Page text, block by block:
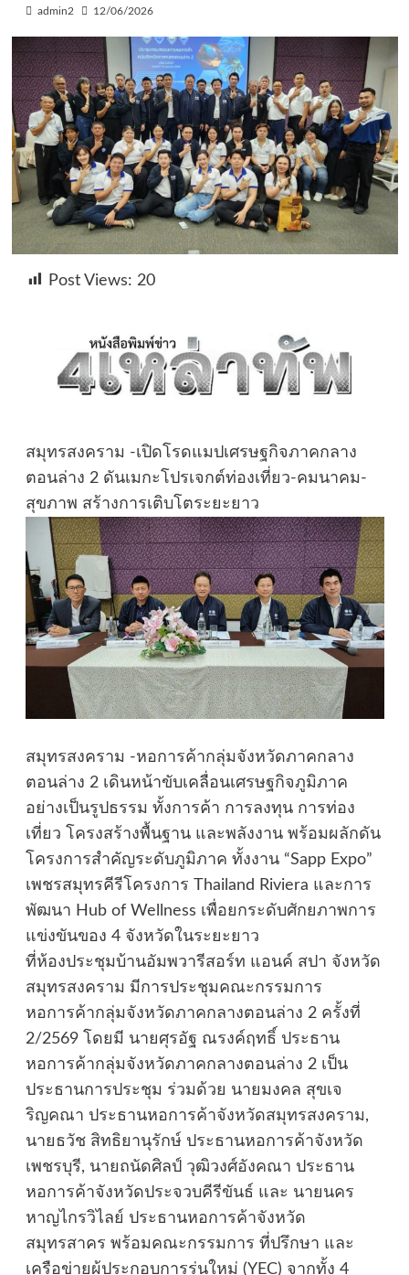
admin2 12/06/2026
Post Views: 20
สมุทรสงคราม -เปิดโรดแมปเศรษฐกิจภาคกลาง
ตอนล่าง 2 ดันเมกะโปรเจกต์ท่องเที่ยว-คมนาคม-
สุขภาพ สร้างการเติบโตระยะยาว
สมุทรสงคราม -หอการค้ากลุ่มจังหวัดภาคกลาง
ตอนล่าง 2 เดินหน้าขับเคลื่อนเศรษฐกิจภูมิภาค
อย่างเป็นรูปธรรม ทั้งการค้า การลงทุน การท่อง
เที่ยว โครงสร้างพื้นฐาน และพลังงาน พร้อมผลักดัน
โครงการสำคัญระดับภูมิภาค ทั้งงาน “Sapp Expo”
เพชรสมุทรคีรีโครงการ Thailand Riviera และการ
พัฒนา Hub of Wellness เพื่อยกระดับศักยภาพการ
แข่งขันของ 4 จังหวัดในระยะยาว
ที่ห้องประชุมบ้านอัมพวารีสอร์ท แอนค์ สปา จังหวัด
สมุทรสงคราม มีการประชุมคณะกรรมการ
หอการค้ากลุ่มจังหวัดภาคกลางตอนล่าง 2 ครั้งที่
2/2569 โดยมี นายศุรอัฐ ณรงค์ฤทธิ์ ประธาน
หอการค้ากลุ่มจังหวัดภาคกลางตอนล่าง 2 เป็น
ประธานการประชุม ร่วมด้วย นายมงคล สุขเจ
ริญคณา ประธานหอการค้าจังหวัดสมุทรสงคราม,
นายธวัช สิทธิยานุรักษ์ ประธานหอการค้าจังหวัด
เพชรบุรี, นายถนัดศิลป์ วุฒิวงศ์อังคณา ประธาน
หอการค้าจังหวัดประจวบคีรีขันธ์ และ นายนคร
หาญไกรวิไลย์ ประธานหอการค้าจังหวัด
สมุทรสาคร พร้อมคณะกรรมการ ที่ปรึกษา และ
เครือข่ายผู้ประกอบการรุ่นใหม่ (YEC) จากทั้ง 4